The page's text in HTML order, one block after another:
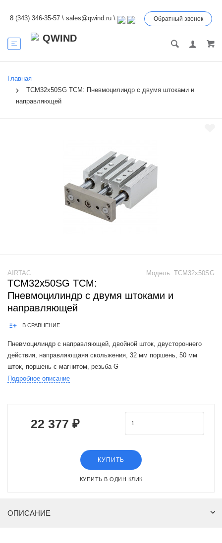
8 (343) 346-35-57 \ sales@qwind.ru \ Обратный звонок
Главная
TCM32x50SG TCM: Пневмоцилиндр с двумя штоками и
направляющей
Модель: TCM32x50SG
AIRTAC
TCM32x50SG TCM:
Пневмоцилиндр с двумя штоками и
направляющей
В СРАВНЕНИЕ
Пневмоцилиндр с направляющей, двойной шток, двустороннего
действия, направляющаяя скольжения, 32 мм поршень, 50 мм
шток, поршень с магнитом, резьба G
Подробное описание
22 377 ₽
КУПИТЬ
КУПИТЬ В ОДИН КЛИК
ОПИСАНИЕ